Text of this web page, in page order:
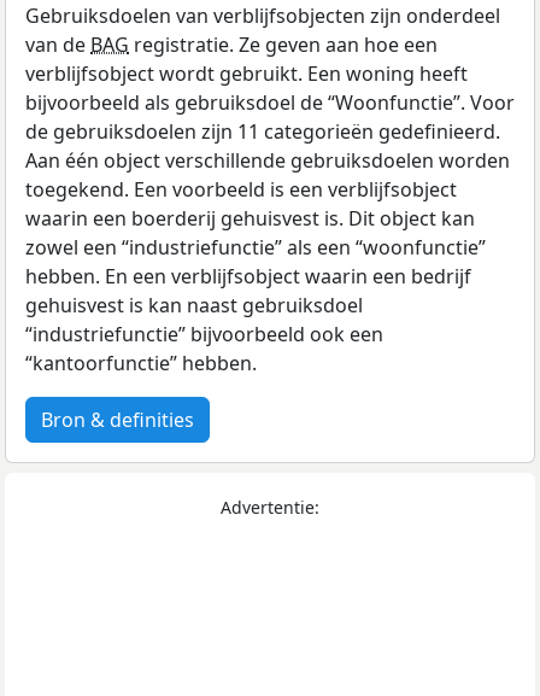
Gebruiksdoelen van verblijfsobjecten zijn onderdeel
van de BAG registratie. Ze geven aan hoe een
verblijfsobject wordt gebruikt. Een woning heeft
bijvoorbeeld als gebruiksdoel de “Woonfunctie”. Voor
de gebruiksdoelen zijn 11 categorieën gedefinieerd.
Aan één object verschillende gebruiksdoelen worden
toegekend. Een voorbeeld is een verblijfsobject
waarin een boerderij gehuisvest is. Dit object kan
zowel een “industriefunctie” als een “woonfunctie”
hebben. En een verblijfsobject waarin een bedrijf
gehuisvest is kan naast gebruiksdoel
“industriefunctie” bijvoorbeeld ook een
“kantoorfunctie” hebben.
Bron & definities
Advertentie: